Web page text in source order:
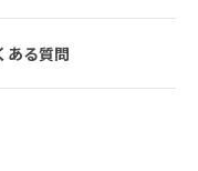
ある質問